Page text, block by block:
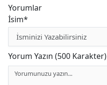
Yorumlar
İsim*
Yorum Yazın (500 Karakter)